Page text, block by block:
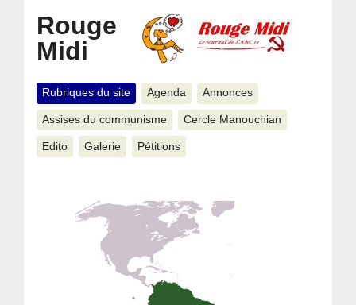
Rouge
Midi
Rubriques du site Agenda Annonces
Assises du communisme Cercle Manouchian
Edito Galerie Pétitions